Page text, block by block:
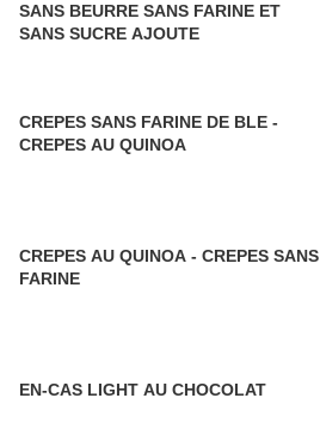
SANS BEURRE SANS FARINE ET
SANS SUCRE AJOUTE
CREPES SANS FARINE DE BLE -
CREPES AU QUINOA
CREPES AU QUINOA - CREPES SANS
FARINE
EN-CAS LIGHT AU CHOCOLAT